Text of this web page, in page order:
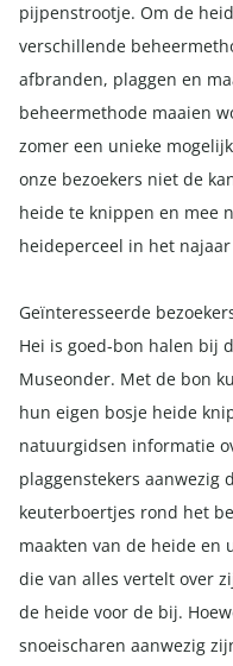
pijpenstrootje. Om de
verschillende
afbranden, plaggen en
beheermethode maaien
zomer een unieke
onze bezoekers niet de
heide te knippen en mee
heideperceel in het
Geïnteresseerde
Hei is goed-bon halen bij
Museonder. Met de bon
hun eigen bosje heide
natuurgidsen informatie
plaggenstekers aanwezig
keuterboertjes rond het
maakten van de heide en
die van alles vertelt over
de heide voor de bij.
snoeischaren aanwezig